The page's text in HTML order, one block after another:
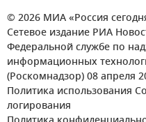
© 2026 МИА «Россия
Сетевое издание РИА
Федеральной службе по
информационных
(Роскомнадзор) 08 апреля
Политика использования
логирования